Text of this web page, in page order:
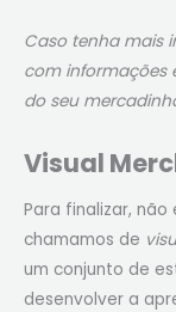
Caso tenha mais
com informações
do seu
Visual
Para finalizar,
chamamos de
um conjunto de
desenvolver a